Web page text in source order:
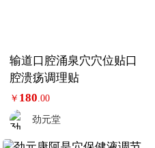
输道口腔涌泉穴穴位贴口
腔溃疡调理贴
￥ 180 .00
劲元堂